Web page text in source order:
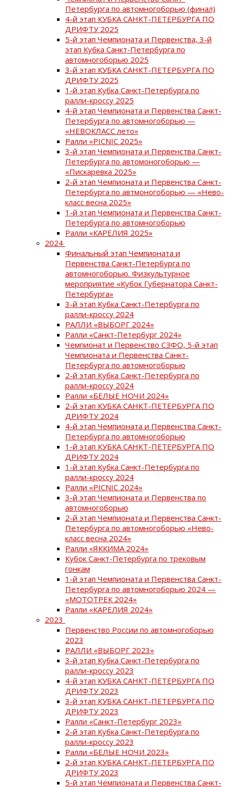
Петербурга по автомногоборью (финал)
4-й этап КУБКА САНКТ-ПЕТЕРБУРГА ПО
ДРИФТУ 2025
5-й этап Чемпионата и Первенства, 3-й
этап Кубка Санкт-Петербурга по
автомногоборью 2025
3-й этап КУБКА САНКТ-ПЕТЕРБУРГА ПО
ДРИФТУ 2025
1-й этап Кубка Санкт-Петербурга по
ралли-кроссу 2025
4-й этап Чемпионата и Первенства Санкт-
Петербурга по автомногоборью —
«НЕВОКЛАСС лето»
Ралли «PICNIC 2025»
3-й этап Чемпионата и Первенства Санкт-
Петербурга по автомоногоборью —
«Пискаревка 2025»
2-й этап Чемпионата и Первенства Санкт-
Петербурга по автмоногоборью — «Нево-
класс весна 2025»
1-й этап Чемпионата и Первенства Санкт-
Петербурга по автомногоборью
Ралли «КАРЕЛИЯ 2025»
2024
Финальный этап Чемпионата и
Первенства Санкт-Петербурга по
автомногоборью. Физкультурное
мероприятие «Кубок Губернатора Санкт-
Петербурга»
3-й этап Кубка Санкт-Петербурга по
ралли-кроссу 2024
РАЛЛИ «ВЫБОРГ 2024»
Ралли «Санкт-Петербург 2024»
Чемпионат и Первенство СЗФО, 5-й этап
Чемпионата и Первенства Санкт-
Петербурга по автомногоборью
2-й этап Кубка Санкт-Петербурга по
ралли-кроссу 2024
Ралли «БЕЛЫЕ НОЧИ 2024»
2-й этап КУБКА САНКТ-ПЕТЕРБУРГА ПО
ДРИФТУ 2024
4-й этап Чемпионата и Первенства Санкт-
Петербурга по автомногоборью
1-й этап КУБКА САНКТ-ПЕТЕРБУРГА ПО
ДРИФТУ 2024
1-й этап Кубка Санкт-Петербурга по
ралли-кроссу 2024
Ралли «PICNIC 2024»
3-й этап Чемпионата и Первенства по
автомногоборью
2-й этап Чемпионата и Первенства Санкт-
Петербурга по автомногоборью «Нево-
класс весна 2024»
Ралли «ЯККИМА 2024»
Кубок Санкт-Петербурга по трековым
гонкам
1-й этап Чемпионата и Первенства Санкт-
Петербурга по автомногоборью 2024 —
«МОТОТРЕК 2024»
Ралли «КАРЕЛИЯ 2024»
2023
Первенство России по автомногоборью
2023
РАЛЛИ «ВЫБОРГ 2023»
3-й этап Кубка Санкт-Петербурга по
ралли-кроссу 2023
4-й этап КУБКА САНКТ-ПЕТЕРБУРГА ПО
ДРИФТУ 2023
3-й этап КУБКА САНКТ-ПЕТЕРБУРГА ПО
ДРИФТУ 2023
Ралли «Санкт-Петербург 2023»
2-й этап Кубка Санкт-Петербурга по
ралли-кроссу 2023
Ралли «БЕЛЫЕ НОЧИ 2023»
2-й этап КУБКА САНКТ-ПЕТЕРБУРГА ПО
ДРИФТУ 2023
5-й этап Чемпионата и Первенства Санкт-